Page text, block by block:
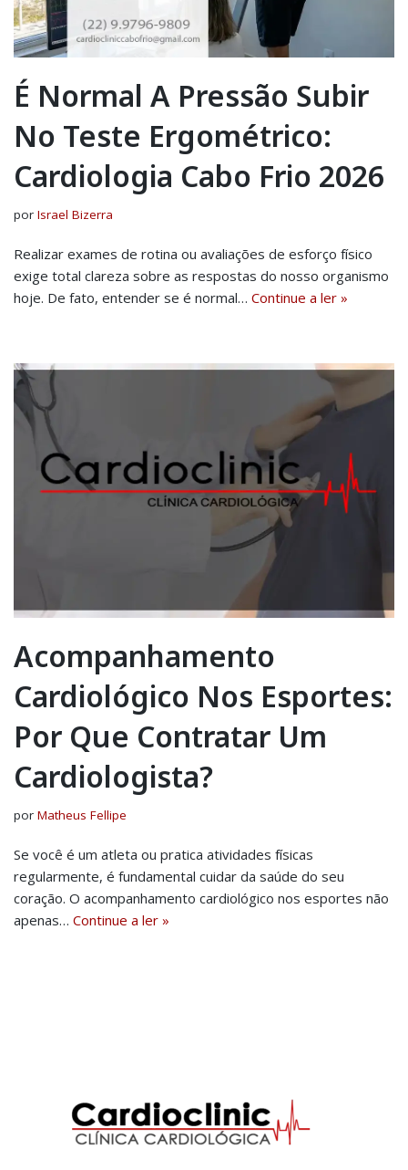
É Normal A Pressão Subir
No Teste Ergométrico:
Cardiologia Cabo Frio 2026
por Israel Bizerra
Realizar exames de rotina ou avaliações de esforço físico
exige total clareza sobre as respostas do nosso organismo
hoje. De fato, entender se é normal… Continue a ler »
Acompanhamento
Cardiológico Nos Esportes:
Por Que Contratar Um
Cardiologista?
por Matheus Fellipe
Se você é um atleta ou pratica atividades físicas
regularmente, é fundamental cuidar da saúde do seu
coração. O acompanhamento cardiológico nos esportes não
apenas… Continue a ler »